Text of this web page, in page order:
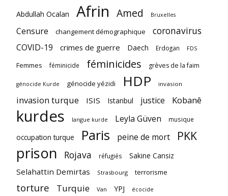
Abdullah Ocalan Afrin Amed Bruxelles
Censure changement démographique coronavirus
COVID-19 crimes de guerre Daech Erdogan FDS
Femmes féminicide féminicides grèves de la faim
génocide Kurde génocide yézidi HDP invasion
invasion turque ISIS Istanbul justice Kobanê
kurdes langue kurde Leyla Güven musique
occupation turque Paris peine de mort PKK
prison Rojava réfugiés Sakine Cansiz
Selahattin Demirtas Strasbourg terrorisme
torture Turquie Van YPJ écocide